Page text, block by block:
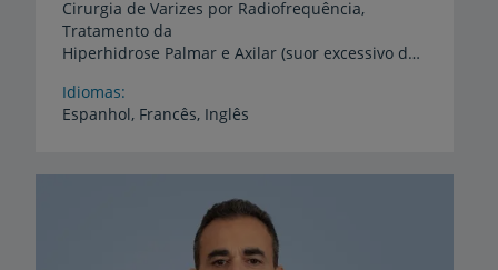
Cirurgia de Varizes por Radiofrequência,
Tratamento da
Hiperhidrose Palmar e Axilar (suor excessivo das mãos e axilas), Embolização de Varizes Pélvicas e Uterinas, Tratamento Endovascular de Aneurisma da Aorta
Idiomas
Espanhol, Francês, Inglês